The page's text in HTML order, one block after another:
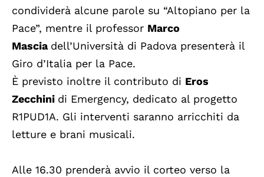
condividerà alcune parole su “Altopiano per la
Pace”, mentre il professor Marco
Mascia dell’Università di Padova presenterà il
Giro d’Italia per la Pace.
È previsto inoltre il contributo di Eros
Zecchini di Emergency, dedicato al progetto
R1PUD1A. Gli interventi saranno arricchiti da
letture e brani musicali.
Alle 16.30 prenderà avvio il corteo verso la